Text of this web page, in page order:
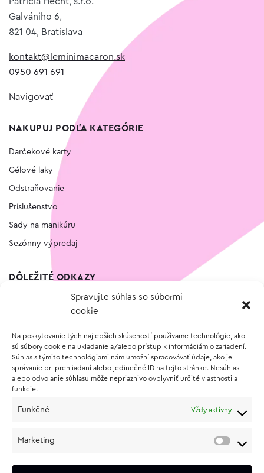
Spravujte súhlas so súbormi
cookie
Na poskytovanie tých najlepších skúseností používame technológie, ako
sú súbory cookie na ukladanie a/alebo prístup k informáciám o zariadení.
Súhlas s týmito technológiami nám umožní spracovávať údaje, ako je
správanie pri prehliadaní alebo jedinečné ID na tejto stránke. Nesúhlas
alebo odvolanie súhlasu môže nepriaznivo ovplyvniť určité vlastnosti a
funkcie.
Funkčné Vždy aktívny
Marketing
Galvániho 6,
821 04, Bratislava
kontakt@leminimacaron.sk
0950 691 691
Navigovať
NAKUPUJ PODĽA KATEGÓRIE
Darčekové karty
Gélové laky
Odstraňovanie
Príslušenstvo
Sady na manikúru
Sezónny výpredaj
DÔLEŽITÉ ODKAZY
Vernostný program
O NÁKUPE
Vrátenie a reklamácia tovaru